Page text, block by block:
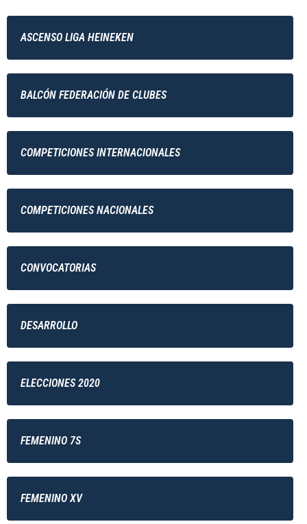
ASCENSO LIGA HEINEKEN
BALCÓN FEDERACIÓN DE CLUBES
COMPETICIONES INTERNACIONALES
COMPETICIONES NACIONALES
CONVOCATORIAS
DESARROLLO
ELECCIONES 2020
FEMENINO 7S
FEMENINO XV